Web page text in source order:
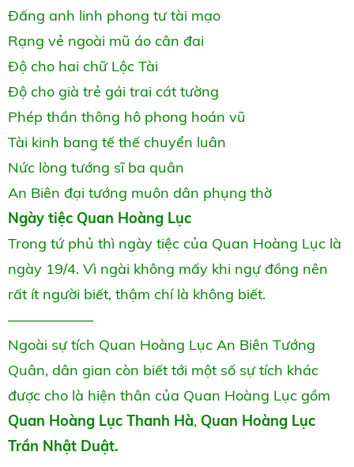
Đấng anh linh phong tư tài mạo
Rạng vẻ ngoài mũ áo cân đai
Độ cho hai chữ Lộc Tài
Độ cho già trẻ gái trai cát tường
Phép thần thông hô phong hoán vũ
Tài kinh bang tế thế chuyển luân
Nức lòng tướng sĩ ba quân
An Biên đại tướng muôn dân phụng thờ
Ngày tiệc Quan Hoàng Lục
Trong tứ phủ thì ngày tiệc của Quan Hoàng Lục là
ngày 19/4. Vì ngài không mấy khi ngự đồng nên
rất ít người biết, thậm chí là không biết.
——————
Ngoài sự tích Quan Hoàng Lục An Biên Tướng
Quân, dân gian còn biết tới một số sự tích khác
được cho là hiện thân của Quan Hoàng Lục gồm
Quan Hoàng Lục Thanh Hà, Quan Hoàng Lục
Trần Nhật Duật.